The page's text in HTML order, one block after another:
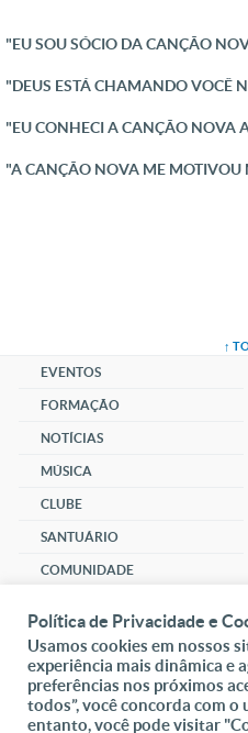
"EU SOU SÓCIO DA CANÇÃO
"DEUS ESTÁ CHAMANDO VOCÊ
"EU CONHECI A CANÇÃO NOVA
"A CANÇÃO NOVA ME
↑
EVENTOS
FORMAÇÃO
NOTÍCIAS
MÚSICA
CLUBE
SANTUÁRIO
COMUNIDADE
DAI-ME ALMAS
DOAR
Política de Privacidade e
Usamos cookies em nossos
experiência mais dinâmica e
preferências nos próximos
todos”, você concorda com o
entanto, você pode visitar